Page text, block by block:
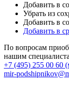
Добавить в
Убрать из
Добавить в
Добавить в
По вопросам
нашим
+7 (495) 255 00 60
mir-